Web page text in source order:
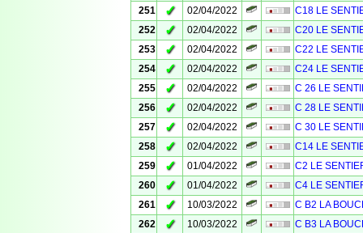
251
✓ 02/04/2022
C18 LE
252
✓ 02/04/2022
C20 LE
253
✓ 02/04/2022
C22 LE
254
✓ 02/04/2022
C24 LE
255
✓ 02/04/2022
C 26 LE
256
✓ 02/04/2022
C 28 LE
257
✓ 02/04/2022
C 30 LE
258
✓ 02/04/2022
C14 LE
259
✓ 01/04/2022
C2 LE
260
✓ 01/04/2022
C4 LE
261
✓ 10/03/2022
C B2 LA
262
✓ 10/03/2022
C B3 LA